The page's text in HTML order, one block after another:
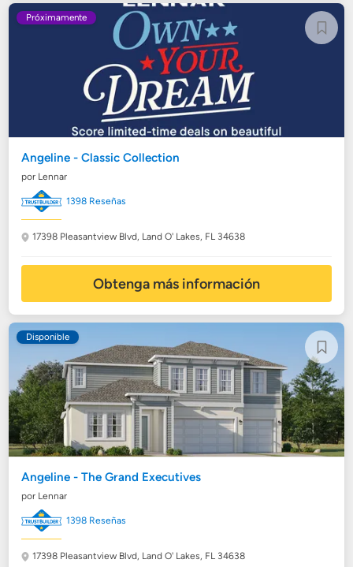
Próximamente
Angeline - Classic Collection
por Lennar
1398 Reseñas
17398 Pleasantview Blvd, Land O' Lakes, FL 34638
Obtenga más información
Disponible
Angeline - The Grand Executives
por Lennar
1398 Reseñas
17398 Pleasantview Blvd, Land O' Lakes, FL 34638